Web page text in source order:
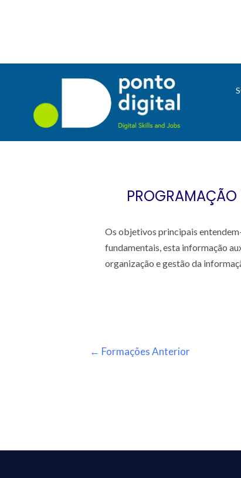
Os objetivos principais
fundamentais, esta informação
organização e gestão da
← Formações Anterior